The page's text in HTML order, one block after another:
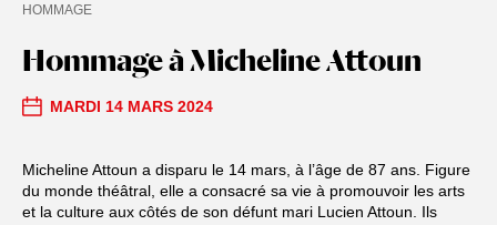
Hommage à Micheline Attoun
HOMMAGE
MARDI 14 MARS 2024
Micheline Attoun a disparu le 14 mars, à l’âge de 87 ans. Figure
du monde théâtral, elle a consacré sa vie à promouvoir les arts
et la culture aux côtés de son défunt mari Lucien Attoun. Ils